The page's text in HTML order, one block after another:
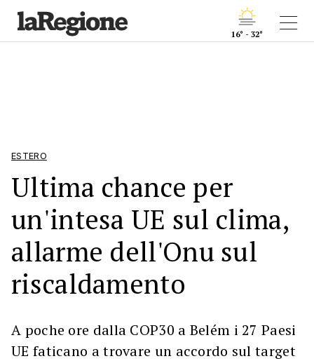
16° - 32°
ESTERO
Ultima chance per
un'intesa UE sul clima,
allarme dell'Onu sul
riscaldamento
A poche ore dalla COP30 a Belém i 27 Paesi
UE faticano a trovare un accordo sul target